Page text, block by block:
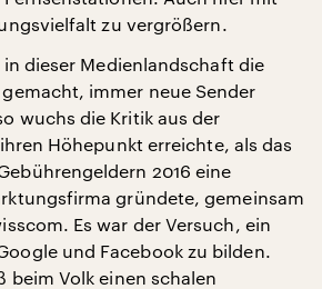
zu vergrößern.
dieser Medienlandschaft die
immer neue Sender
wuchs die Kritik aus der
Höhepunkt erreichte, als das
2016 eine
gründete, gemeinsam
Es war der Versuch, ein
und Facebook zu bilden.
beim Volk einen schalen